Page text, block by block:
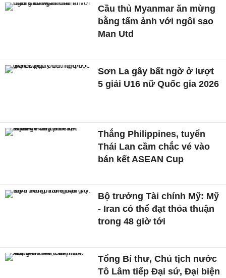
Cầu thủ Myanmar ăn mừng
bằng tấm ảnh với ngôi sao
Man Utd
Sơn La gây bất ngờ ở lượt
5 giải U16 nữ Quốc gia 2026
Thắng Philippines, tuyển
Thái Lan cầm chắc vé vào
bán kết ASEAN Cup
Bộ trưởng Tài chính Mỹ: Mỹ
- Iran có thể đạt thỏa thuận
trong 48 giờ tới
Tổng Bí thư, Chủ tịch nước
Tô Lâm tiếp Đại sứ, Đại biện